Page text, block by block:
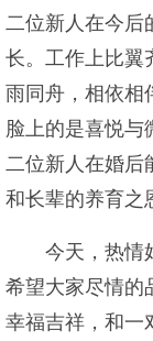
二位新人在今后
长。工作上比翼
雨同舟，相依相
脸上的是喜悦与
二位新人在婚后
和长辈的养育之
今天，热情
希望大家尽情的
幸福吉祥，和一